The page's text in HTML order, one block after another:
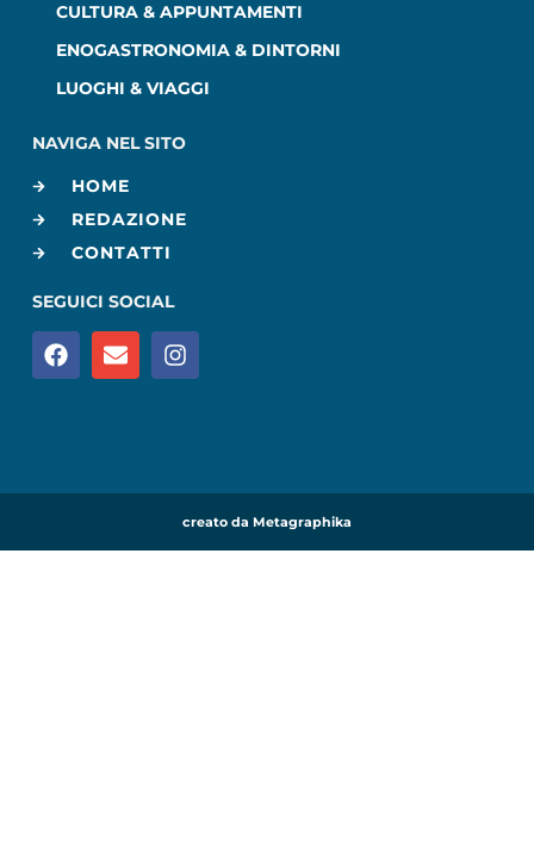
CULTURA & APPUNTAMENTI
ENOGASTRONOMIA & DINTORNI
LUOGHI & VIAGGI
NAVIGA NEL SITO
HOME
REDAZIONE
CONTATTI
SEGUICI SOCIAL
creato da Metagraphika